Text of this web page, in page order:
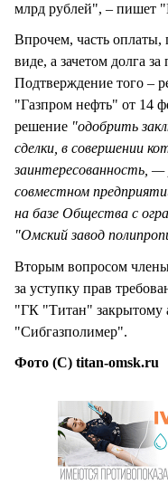
млрд рублей", – пишет
Впрочем, часть
виде, а зачетом долга
Подтверждение того –
"Газпром нефть" от 14
решение "одобрить
сделки, в совершении
заинтересованность, —
совместном
на базе Общества с
"Омский завод
Вторым вопросом члены
за уступку прав
"ГК "Титан" закрытому
"Сибгазполимер".
Фото (С) titan-omsk.ru